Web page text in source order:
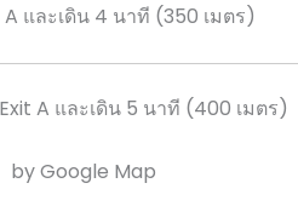
และเดิน 4 นาที (350 เมตร)
A และเดิน 5 นาที (400 เมตร)
by Google Map